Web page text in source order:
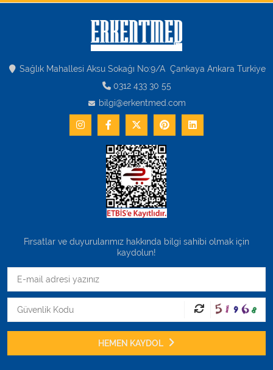
Sağlık Mahallesi Aksu Sokağı No:9/A Çankaya Ankara Turkiye
0312 433 30 55
bilgi@erkentmed.com
Fırsatlar ve duyurularımız hakkında bilgi sahibi olmak için
kaydolun!
HEMEN KAYDOL